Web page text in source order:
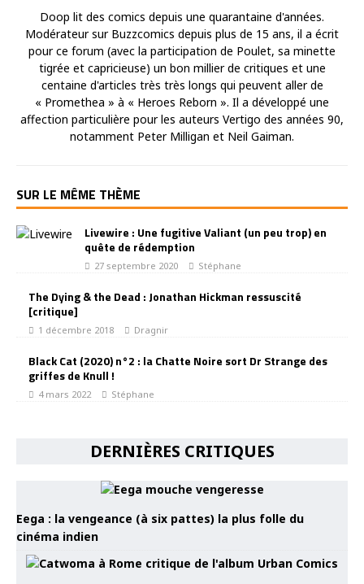
Doop lit des comics depuis une quarantaine d'années.
Modérateur sur Buzzcomics depuis plus de 15 ans, il a écrit
pour ce forum (avec la participation de Poulet, sa minette
tigrée et capricieuse) un bon millier de critiques et une
centaine d'articles très très longs qui peuvent aller de
« Promethea » à « Heroes Reborn ». Il a développé une
affection particulière pour les auteurs Vertigo des années 90,
notamment Peter Milligan et Neil Gaiman.
SUR LE MÊME THÈME
Livewire : Une fugitive Valiant (un peu trop) en
quête de rédemption
27 septembre 2020 Stéphane
The Dying & the Dead : Jonathan Hickman ressuscité
[critique]
1 décembre 2018 Dragnir
Black Cat (2020) n°2 : la Chatte Noire sort Dr Strange des
griffes de Knull !
4 mars 2022 Stéphane
DERNIÈRES CRITIQUES
Eega : la vengeance (à six pattes) la plus folle du
cinéma indien